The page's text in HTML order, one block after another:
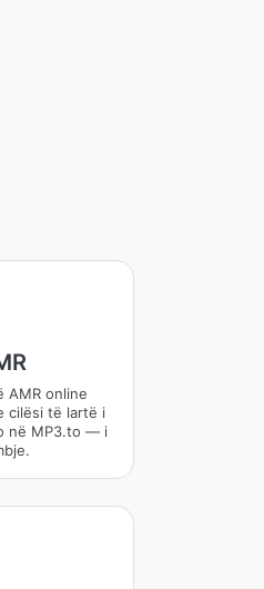
AMR online
cilësi të lartë i
në MP3.to — i